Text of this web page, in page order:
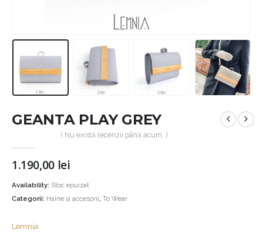
GEANTA PLAY GREY
( Nu există recenzii până acum. )
1.190,00 lei
Availability: Stoc epuizat
Categorii: Haine și accesorii, To Wear
Lemnia